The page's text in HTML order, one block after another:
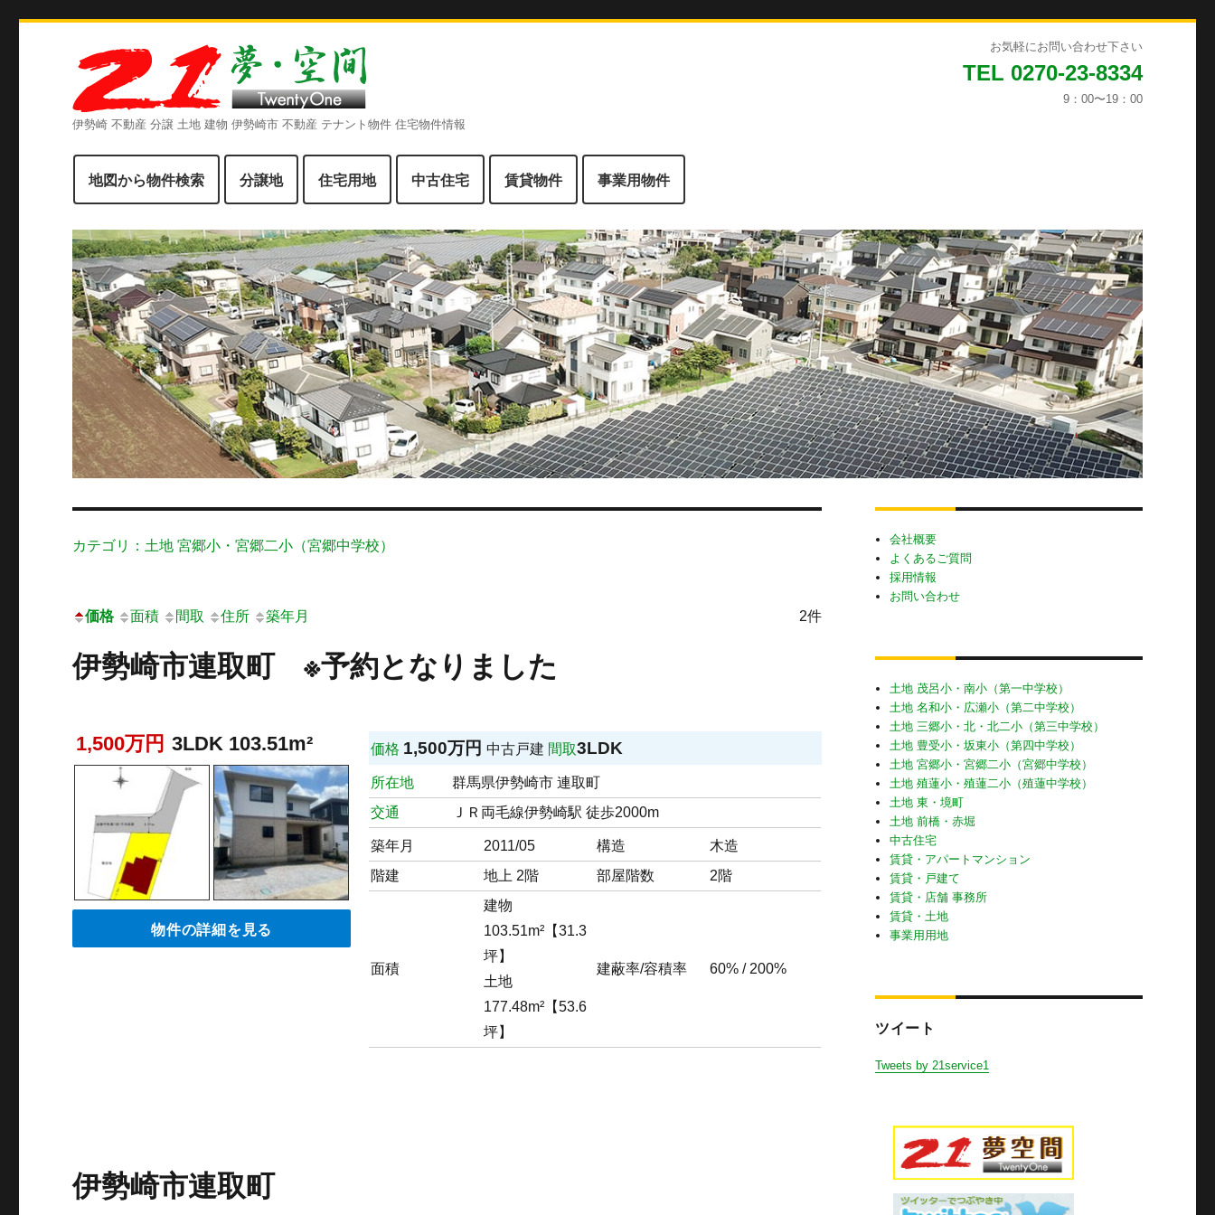
お気軽にお問い合わせ下さい
TEL 0270-23-8334
9：00〜19：00
伊勢崎 不動産 分譲 土地 建物 伊勢崎市 不動産 テナント物件 住宅物件情報
地図から物件検索 分譲地 住宅用地 中古住宅 賃貸物件 事業用物件
カテゴリ：土地 宮郷小・宮郷二小（宮郷中学校）
価格 面積 間取 住所 築年月 2件
伊勢崎市連取町 ※予約となりました
1,500万円 3LDK 103.51m²
物件の詳細を見る
価格 1,500万円中古戸建 間取3LDK
所在地
群馬県伊勢崎市 連取町
交通
ＪＲ両毛線伊勢崎駅 徒歩2000m
築年月 2011/05 構造
木造
階建
地上 2階 部屋階数 2階
面積
建物
103.51m²【31.3
坪】
土地
177.48m²【53.6
坪】
建蔽率/容積率 60% / 200%
伊勢崎市連取町
会社概要
よくあるご質問
採用情報
お問い合わせ
土地 茂呂小・南小（第一中学校）
土地 名和小・広瀬小（第二中学校）
土地 三郷小・北・北二小（第三中学校）
土地 豊受小・坂東小（第四中学校）
土地 宮郷小・宮郷二小（宮郷中学校）
土地 殖蓮小・殖蓮二小（殖蓮中学校）
土地 東・境町
土地 前橋・赤堀
中古住宅
賃貸・アパートマンション
賃貸・戸建て
賃貸・店舗 事務所
賃貸・土地
事業用用地
ツイート
Tweets by 21service1